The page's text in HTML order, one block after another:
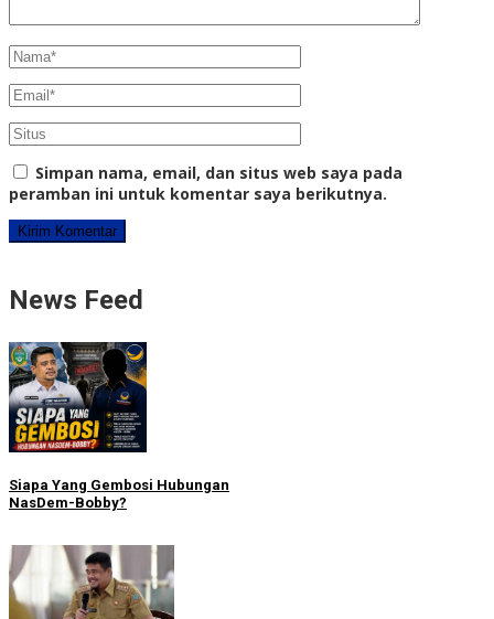
Simpan nama, email, dan situs web saya pada
peramban ini untuk komentar saya berikutnya.
News Feed
Siapa Yang Gembosi Hubungan
NasDem-Bobby?